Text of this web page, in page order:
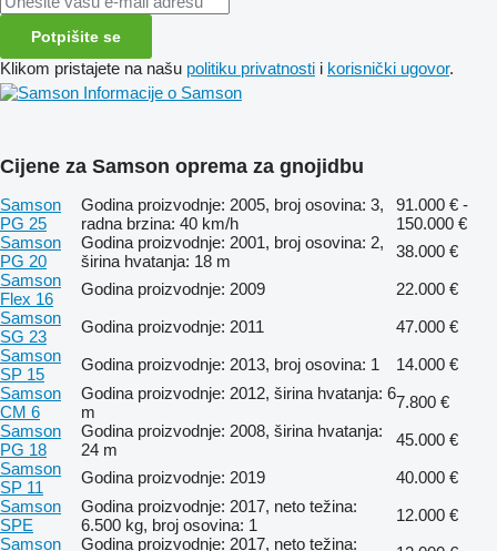
Potpišite se
Klikom pristajete na našu politiku privatnosti i korisnički ugovor.
Informacije o Samson
Cijene za Samson oprema za gnojidbu
Samson
PG 25
Godina proizvodnje: 2005, broj osovina: 3,
radna brzina: 40 km/h
91.000 € -
150.000 €
Samson
PG 20
Godina proizvodnje: 2001, broj osovina: 2,
širina hvatanja: 18 m
38.000 €
Samson
Flex 16
Godina proizvodnje: 2009
22.000 €
Samson
SG 23
Godina proizvodnje: 2011
47.000 €
Samson
SP 15
Godina proizvodnje: 2013, broj osovina: 1
14.000 €
Samson
CM 6
Godina proizvodnje: 2012, širina hvatanja: 6
m
7.800 €
Samson
PG 18
Godina proizvodnje: 2008, širina hvatanja:
24 m
45.000 €
Samson
SP 11
Godina proizvodnje: 2019
40.000 €
Samson
SPE
Godina proizvodnje: 2017, neto težina:
6.500 kg, broj osovina: 1
12.000 €
Samson
Godina proizvodnje: 2017, neto težina: